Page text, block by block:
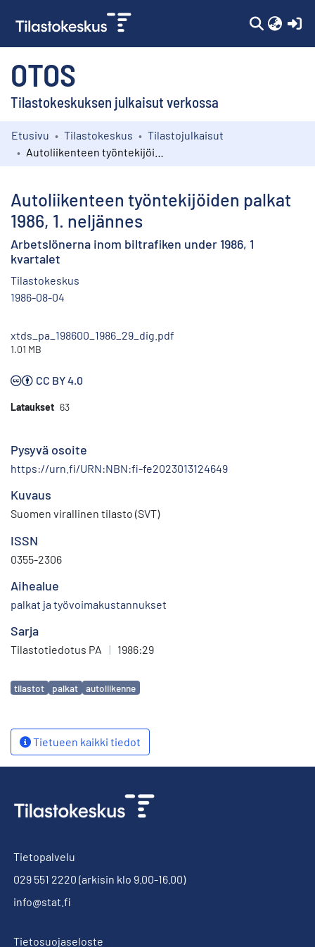
OTOS
Tilastokeskuksen julkaisut verkossa
Kokoelmat
Etusivu Tilastokeskus
Tilastojulkaisut
Autoliikenteen työntekijöiden palkat
1986, 1. neljännes
Arbetslönerna inom biltrafiken under 1986, 1
kvartalet
Tilastokeskus
1986-08-04
xtds_pa_198600_1986_29_dig.pdf
1.01 MB
CC BY 4.0
Lataukset 63
Pysyvä osoite
https://urn.fi/URN:NBN:fi-fe2023013124649
Kuvaus
Suomen virallinen tilasto (SVT)
ISSN
0355-2306
Aihealue
palkat ja työvoimakustannukset
Sarja
Tilastotiedotus PA | 1986:29
Avainsanat
tilastot palkat autoliikenne
Tietueen kaikki tiedot
Tietopalvelu
029 551 2220 (arkisin klo 9.00-16.00)
info@stat.fi
Tietosuojaseloste